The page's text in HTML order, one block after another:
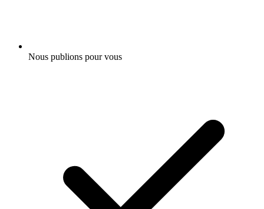
Nous publions pour vous